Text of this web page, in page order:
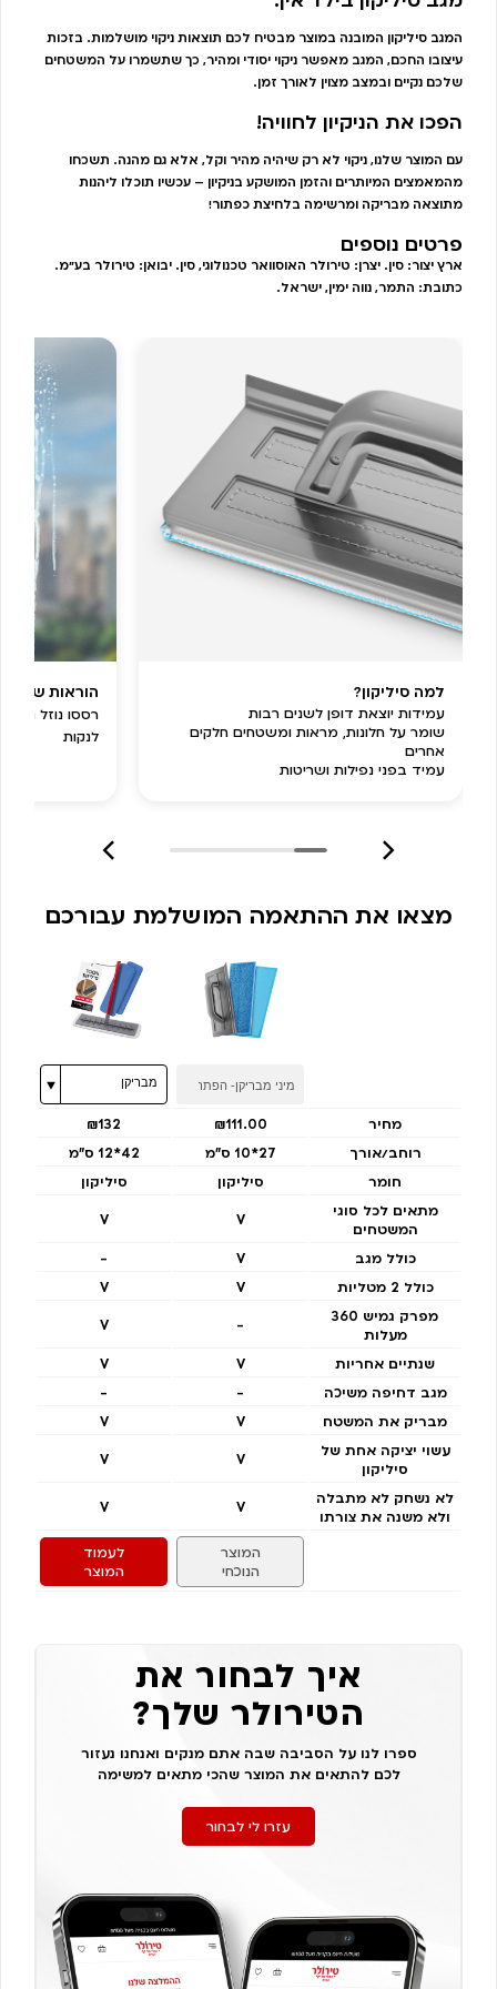
המגב סיליקון המובנה במוצר מבטיח לכם תוצאות ניקוי מושלמות. בזכות
עיצובו החכם, המגב מאפשר ניקוי יסודי ומהיר, כך שתשמרו על המשטחים
שלכם נקיים ובמצב מצוין לאורך זמן.
הפכו את הניקיון לחוויה!
עם המוצר שלנו, ניקוי לא רק שיהיה מהיר וקל, אלא גם מהנה. תשכחו
מהמאמצים המיותרים והזמן המושקע בניקיון – עכשיו תוכלו ליהנות
מתוצאה מבריקה ומרשימה בלחיצת כפתור!
פרטים נוספים
ארץ יצור: סין. יצרן: טירולר האוסוואר טכנולוגי, סין. יבואן: טירולר בע"מ.
כתובת: התמר, נווה ימין, ישראל.
למה סיליקון?
עמידות יוצאת דופן לשנים רבות
שומר על חלונות, מראות ומשטחים חלקים
אחרים
עמיד בפני נפילות ושריטות
הוראות שימוש
רססו נוזל
לנקות
מצאו את ההתאמה המושלמת עבורכם
מחיר ₪111.00
₪132
רוחב/אורך
27*10 ס"מ
42*12 ס"מ
חומר
סיליקון
סיליקון
מתאים לכל סוגי
המשטחים
V
V
כולל מגב V
-
כולל 2 מטליות
V
V
מפרק גמיש 360
מעלות
-
V
שנתיים אחריות V
V
מגב דחיפה משיכה
-
-
מבריק את המשטח
V
V
עשוי יציקה אחת של
סיליקון
V
V
לא נשחק לא מתבלה
ולא משנה את צורתו
V
V
המוצר
הנוכחי
לעמוד
המוצר
איך לבחור את
הטירולר שלך?
ספרו לנו על הסביבה שבה אתם מנקים ואנחנו נעזור
לכם להתאים את המוצר שהכי מתאים למשימה
עזרו לי לבחור